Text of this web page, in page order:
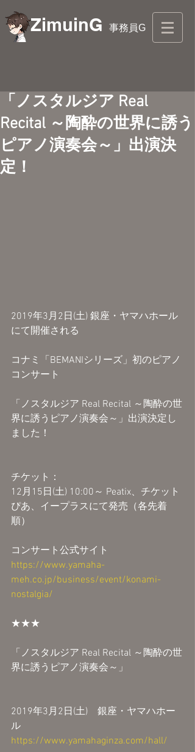
ZimuinG 事務員G
「ノスタルジア Real
Recital ～陶酔の世界に誘う
ピアノ演奏会～」出演決
定！
2019年3月2日(土) 銀座・ヤマハホール
にて開催される
コナミ「BEMANIシリーズ」初のピアノ
コンサート
「ノスタルジア Real Recital ～陶酔の世
界に誘うピアノ演奏会～」出演決定し
ました！
チケット：
12月15日(土) 10:00～ Peatix、チケット
ぴあ、イープラスにて発売（各先着
順）
コンサート公式サイト
https://www.yamaha-
meh.co.jp/business/event/konami-
nostalgia/
★★★
「ノスタルジア Real Recital ～陶酔の世
界に誘うピアノ演奏会～」
2019年3月2日(土)　銀座・ヤマハホー
ル
https://www.yamahaginza.com/hall/